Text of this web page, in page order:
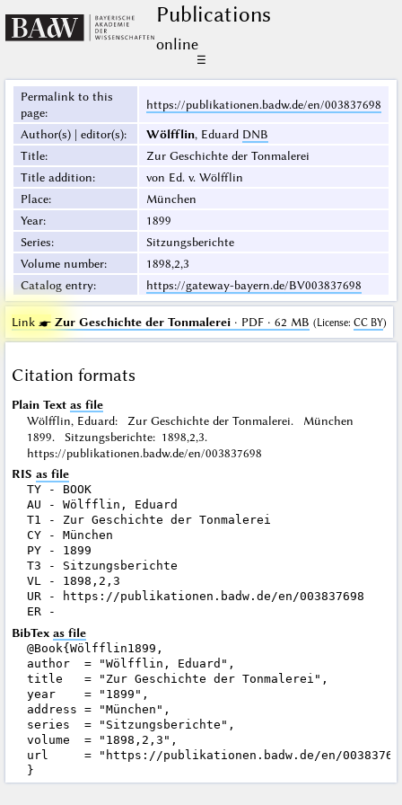
Publications
online
☰
Permalink to this
page:
https://publikationen.badw.de/en/003837698
Author(s) | editor(s): Wölfflin, Eduard DNB
Title:
Zur Geschichte der Tonmalerei
Title addition:
von Ed. v. Wölfflin
Place:
München
Year:
1899
Series:
Sitzungsberichte
Volume number:
1898,2,3
Catalog entry: https://gateway-bayern.de/BV003837698
Link ☛ Zur Geschichte der Tonmalerei· PDF · 62 MB (License: CC BY)
Citation formats
Plain Text as file
Wölfflin, Eduard: Zur Geschichte der Tonmalerei. München
1899. Sitzungsberichte: 1898,2,3.
https://publikationen.badw.de/en/003837698
RIS as file
TY - BOOK
AU - Wölfflin, Eduard
T1 - Zur Geschichte der Tonmalerei
CY - München
PY - 1899
T3 - Sitzungsberichte
VL - 1898,2,3
UR - https://publikationen.badw.de/en/003837698
BibTex as file
@Book{Wölfflin1899,
author  = "Wölfflin, Eduard",
title   = "Zur Geschichte der Tonmalerei",
year    = "1899",
address = "München",
series  = "Sitzungsberichte",
volume  = "1898,2,3",
url     = "https://publikationen.badw.de/en/